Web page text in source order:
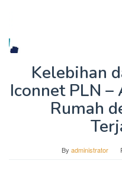
Kelebihan
Iconnet PLN
Rumah
By administrator